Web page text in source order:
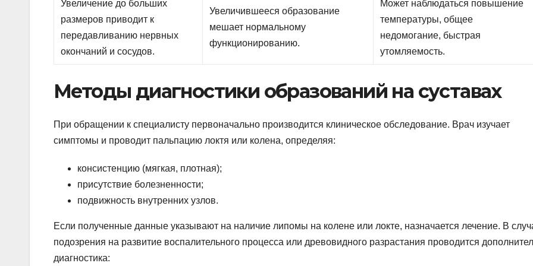
Увеличение до больших
размеров приводит к
передавливанию нервных
окончаний и сосудов.
Увеличившееся образование
мешает нормальному
функционированию.
Может наблюдаться повышение
температуры, общее
недомогание, быстрая
утомляемость.
Методы диагностики образований на суставах
При обращении к специалисту первоначально производится клиническое обследование. Врач изучает
симптомы и проводит пальпацию локтя или колена, определяя:
консистенцию (мягкая, плотная);
присутствие болезненности;
подвижность внутренних узлов.
Если полученные данные указывают на наличие липомы на колене или локте, назначается лечение. В
подозрения на развитие воспалительного процесса или древовидного разрастания проводится
диагностика: